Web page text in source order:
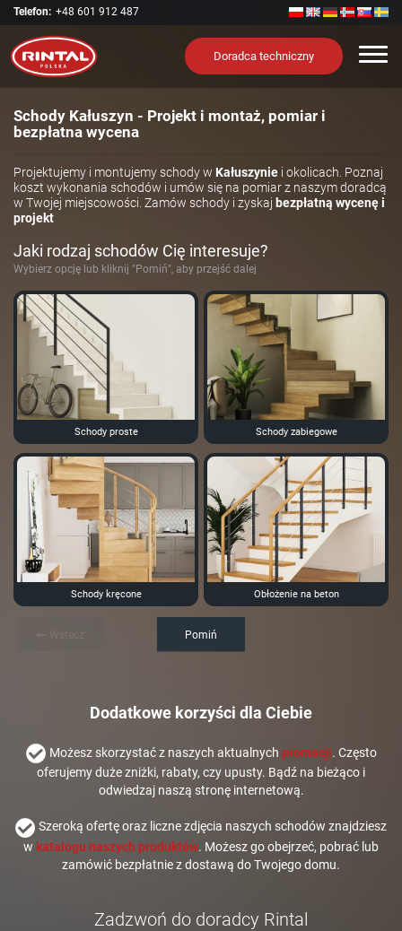
Telefon: +48 601 912 487
Doradca techniczny
Schody Kałuszyn - Projekt i montaż, pomiar i
bezpłatna wycena
Projektujemy i montujemy schody w Kałuszynie i okolicach. Poznaj
koszt wykonania schodów i umów się na pomiar z naszym doradcą
w Twojej miejscowości. Zamów schody i zyskaj bezpłatną wycenę i
projekt
Jaki rodzaj schodów Cię interesuje?
Wybierz opcję lub kliknij "Pomiń", aby przejść dalej
Schody proste Schody zabiegowe
Schody kręcone Obłożenie na beton
Pomiń
Dodatkowe korzyści dla Ciebie
Możesz skorzystać z naszych aktualnych promocji. Często
oferujemy duże zniżki, rabaty, czy upusty. Bądź na bieżąco i
odwiedzaj naszą stronę internetową.
Szeroką ofertę oraz liczne zdjęcia naszych schodów znajdziesz
w katalogu naszych produktów. Możesz go obejrzeć, pobrać lub
zamówić bezpłatnie z dostawą do Twojego domu.
Zadzwoń do doradcy Rintal